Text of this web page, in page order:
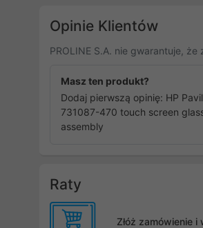
Opinie Klientów
PROLINE S.A. nie gwarantuje,
Masz ten produkt?
Dodaj pierwszą opinię: HP
731087-470 touch screen
assembly
Raty
Złóż zamówienie